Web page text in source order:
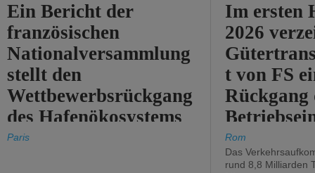
Ein Bericht der
französischen
Nationalversammlung
stellt den
Wettbewerbsrückgang
des Hafenökosystems
des Staates fest.
Paris
Im ersten
2026
t von FS
Rückgang
um 2,7 %.
Rom
Das
rund 8,8 Milliarden